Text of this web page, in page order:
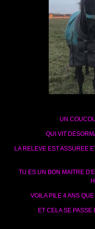
UN
QUI VIT
LA RELEVE EST ASSUREE
TU ES UN BON MAITRE
VOILA PILE 4 ANS
ET CELA SE PASSE